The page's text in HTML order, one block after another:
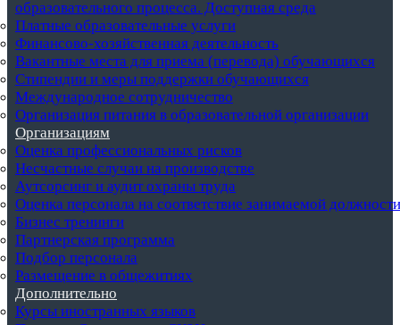
образовательного процесса. Доступная среда
Платные образовательные услуги
Финансово-хозяйственная деятельность
Вакантные места для приема (перевода) обучающихся
Стипендии и меры поддержки обучающихся
Международное сотрудничество
Организация питания в образовательной организации
Организациям
Оценка профессиональных рисков
Несчастные случаи на производстве
Аутсорсинг и аудит охраны труда
Оценка персонала на соответствие занимаемой должности
Бизнес тренинги
Партнерская программа
Подбор персонала
Размещение в общежитиях
Дополнительно
Курсы иностранных языков